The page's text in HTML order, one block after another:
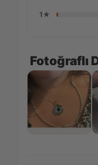
1★
Fotoğraflı